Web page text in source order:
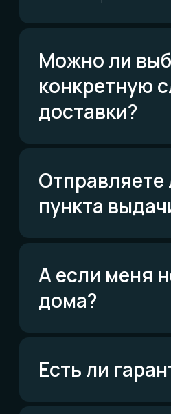
Telegram
Написать в Telegram
ВКонтакте
Возможно,
ответ уже есть